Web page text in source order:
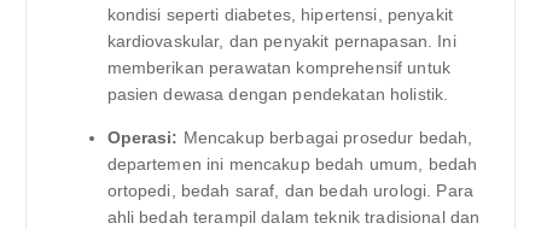
kondisi seperti diabetes, hipertensi, penyakit
kardiovaskular, dan penyakit pernapasan. Ini
memberikan perawatan komprehensif untuk
pasien dewasa dengan pendekatan holistik.
Operasi: Mencakup berbagai prosedur bedah,
departemen ini mencakup bedah umum, bedah
ortopedi, bedah saraf, dan bedah urologi. Para
ahli bedah terampil dalam teknik tradisional dan